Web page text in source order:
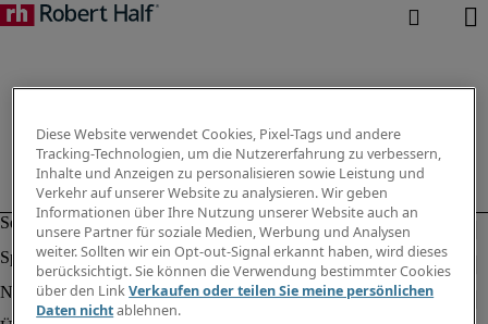
Diese Website verwendet Cookies, Pixel-Tags und andere
Tracking-Technologien, um die Nutzererfahrung zu verbessern,
Inhalte und Anzeigen zu personalisieren sowie Leistung und
Verkehr auf unserer Website zu analysieren. Wir geben
Informationen über Ihre Nutzung unserer Website auch an
unsere Partner für soziale Medien, Werbung und Analysen
weiter. Sollten wir ein Opt-out-Signal erkannt haben, wird dieses
berücksichtigt. Sie können die Verwendung bestimmter Cookies
über den LinkVerkaufen oder teilen Sie meine persönlichen
Daten nichtablehnen.